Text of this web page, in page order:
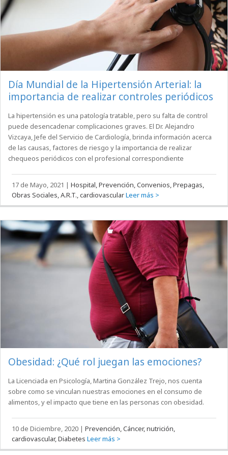
Día Mundial de la Hipertensión Arterial: la
importancia de realizar controles periódicos
La hipertensión es una patología tratable, pero su falta de control
puede desencadenar complicaciones graves. El Dr. Alejandro
Vizcaya, Jefe del Servicio de Cardiología, brinda información acerca
de las causas, factores de riesgo y la importancia de realizar
chequeos periódicos con el profesional correspondiente
17 de Mayo, 2021 |Hospital, Prevención, Convenios, Prepagas,
Obras Sociales, A.R.T., cardiovascularLeer más >
Obesidad: ¿Qué rol juegan las emociones?
La Licenciada en Psicología, Martina González Trejo, nos cuenta
sobre como se vinculan nuestras emociones en el consumo de
alimentos, y el impacto que tiene en las personas con obesidad.
10 de Diciembre, 2020 |Prevención, Cáncer, nutrición,
cardiovascular, Diabetes Leer más >